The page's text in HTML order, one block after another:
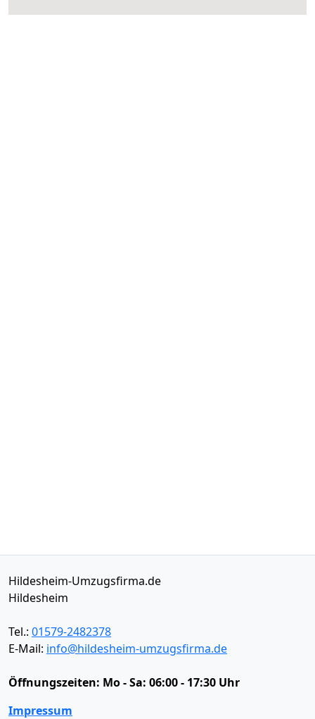
Hildesheim-Umzugsfirma.de
Hildesheim
Tel.: 01579-2482378
E-Mail: info@hildesheim-umzugsfirma.de
Öffnungszeiten: Mo - Sa: 06:00 - 17:30 Uhr
Impressum